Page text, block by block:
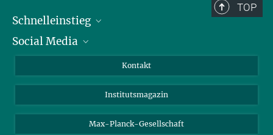
TOP
Schnelleinstieg
Alumni
Social Media
Facebook
Kontakt
Institutsmagazin
Max-Planck-Gesellschaft